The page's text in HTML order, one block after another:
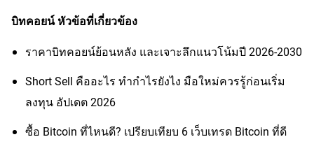
บิทคอยน์ หัวข้อที่เกี่ยวข้อง
ราคาบิทคอยน์ย้อนหลัง และเจาะลึกแนวโน้มปี 2026-2030
Short Sell คืออะไร ทำกำไรยังไง มือใหม่ควรรู้ก่อนเริ่ม
ลงทุน อัปเดต 2026
ซื้อ Bitcoin ที่ไหนดี? เปรียบเทียบ 6 เว็บเทรด Bitcoin ที่ดี